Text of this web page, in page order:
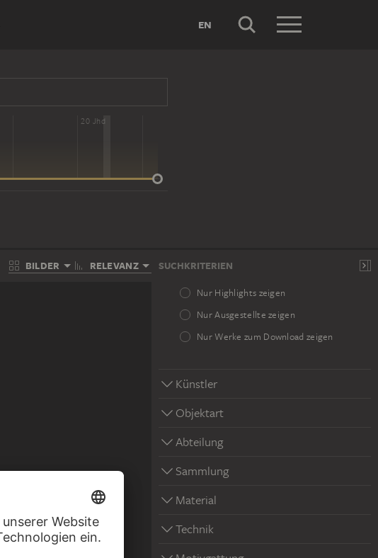
EN
20 Jhd
BILDER RELEVANZ SUCHKRITERIEN
Nur Highlights zeigen
Nur Ausgestellte zeigen
Nur Werke zum Download zeigen
Künstler
Objektart
Abteilung
Sammlung
Material
Technik